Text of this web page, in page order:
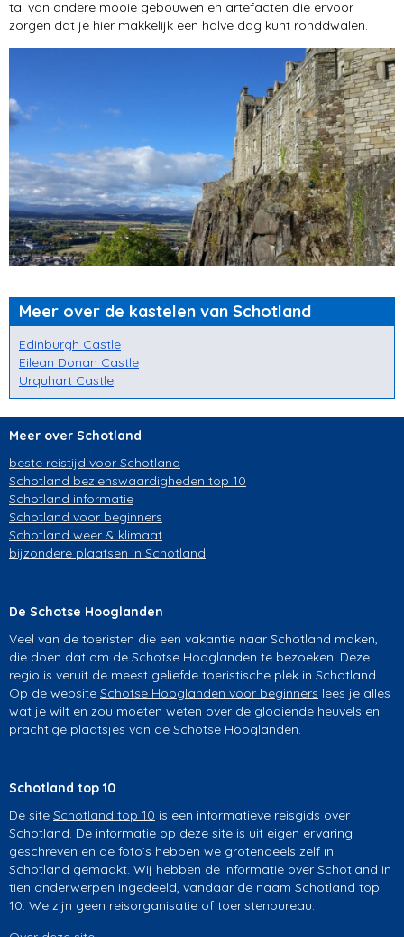
tal van andere mooie gebouwen en artefacten die ervoor
zorgen dat je hier makkelijk een halve dag kunt ronddwalen.
Meer over de kastelen van Schotland
Edinburgh Castle
Eilean Donan Castle
Urquhart Castle
Meer over Schotland
beste reistijd voor Schotland
Schotland bezienswaardigheden top 10
Schotland informatie
Schotland voor beginners
Schotland weer & klimaat
bijzondere plaatsen in Schotland
De Schotse Hooglanden
Veel van de toeristen die een vakantie naar Schotland maken,
die doen dat om de Schotse Hooglanden te bezoeken. Deze
regio is veruit de meest geliefde toeristische plek in Schotland.
Op de website Schotse Hooglanden voor beginners lees je alles
wat je wilt en zou moeten weten over de glooiende heuvels en
prachtige plaatsjes van de Schotse Hooglanden.
Schotland top 10
De site Schotland top 10 is een informatieve reisgids over
Schotland. De informatie op deze site is uit eigen ervaring
geschreven en de foto’s hebben we grotendeels zelf in
Schotland gemaakt. Wij hebben de informatie over Schotland in
tien onderwerpen ingedeeld, vandaar de naam Schotland top
10. We zijn geen reisorganisatie of toeristenbureau.